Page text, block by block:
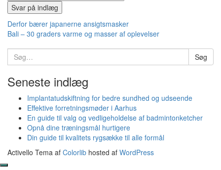
Indlæg
navigation
Derfor bærer japanerne ansigtsmasker
Bali – 30 graders varme og masser af oplevelser
Søg
efter:
Søg
Seneste indlæg
Implantatudskiftning for bedre sundhed og udseende
Effektive forretningsmøder i Aarhus
En guide til valg og vedligeholdelse af badmintonketcher
Opnå dine træningsmål hurtigere
Din guide til kvalitets rygsække til alle formål
Activello Tema af Colorlib hosted af WordPress